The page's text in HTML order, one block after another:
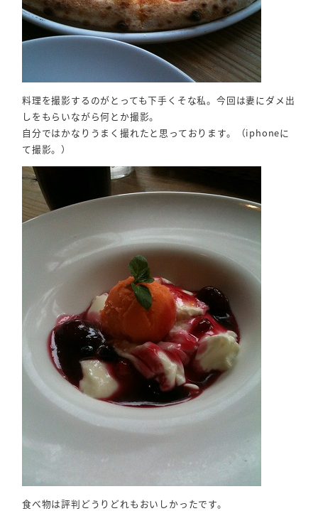
料理を撮影するのがとっても下手くそな私。今回は妻にダメ出
しをもらいながら何とか撮影。
自分ではかなりうまく撮れたと思っております。（iphoneに
て撮影。）
食べ物は評判どうりどれもおいしかったです。